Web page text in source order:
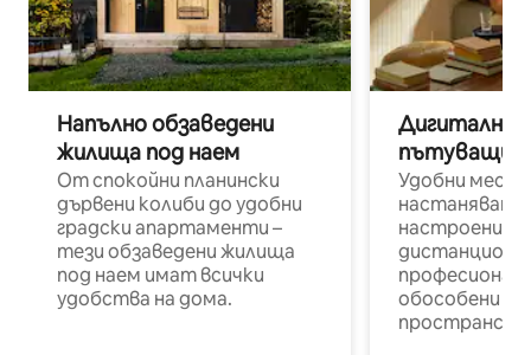
Напълно обзаведени
жилища под наем
От спокойни планински
дървени колиби до удобни
градски апартаменти –
тези обзаведени жилища
под наем имат всички
удобства на дома.
Дигитални
пътуващи
Удобни
настаняване
настроени и
обособени